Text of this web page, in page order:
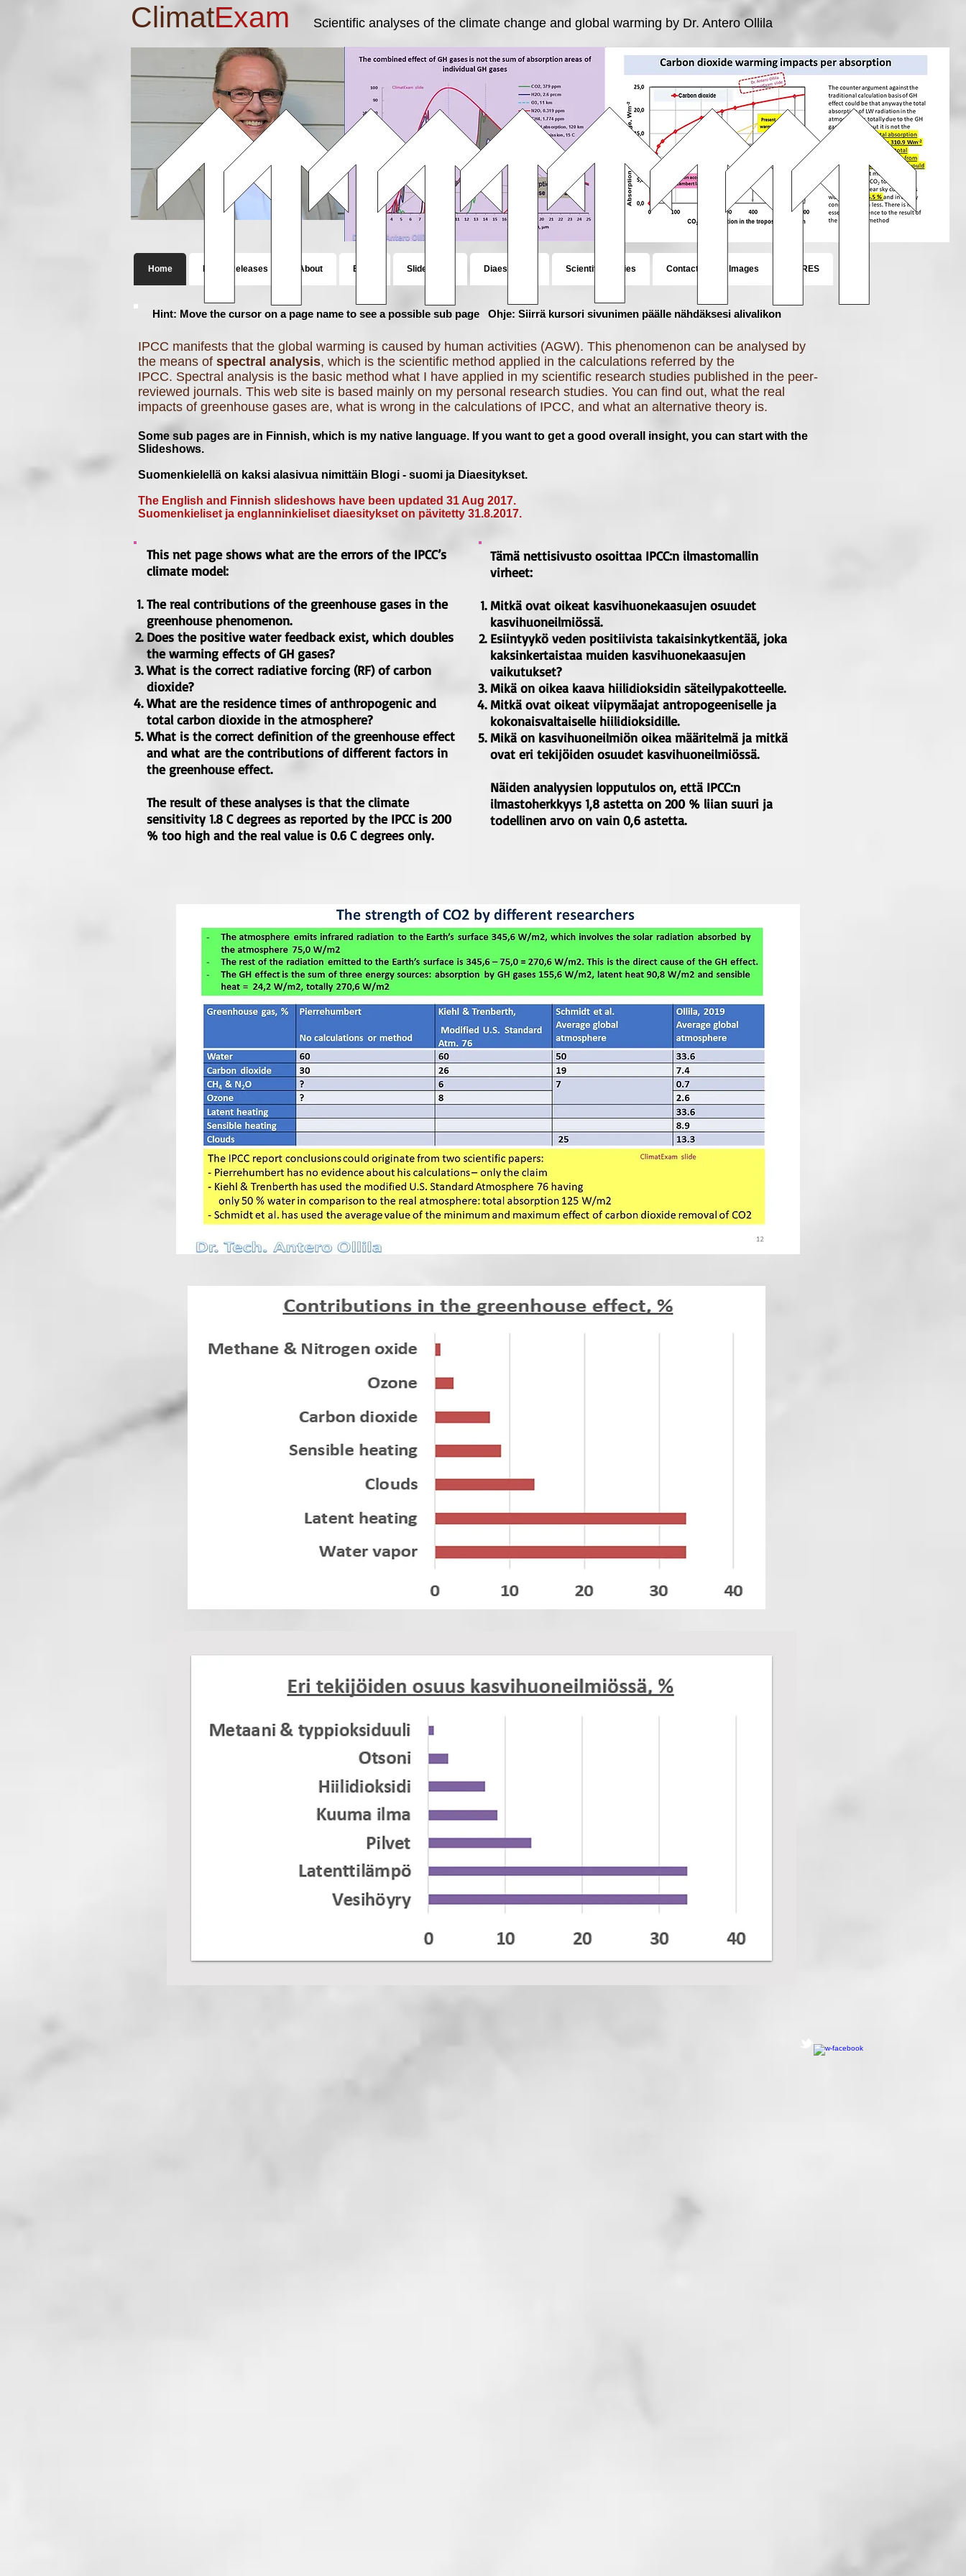
ClimatExam Scientific analyses of the climate change and global warming by Dr. Antero Ollila
Home Press Releases About Blogs Slideshows Diaesitykset Scientific studies Contact Images CERES
Hint: Move the cursor on a page name to see a possible sub page Ohje: Siirrä kursori sivunimen päälle nähdäksesi alivalikon
IPCC manifests that the global warming is caused by human activities (AGW). This phenomenon can be analysed by
the means of spectral analysis, which is the scientific method applied in the calculations referred by the
IPCC. Spectral analysis is the basic method what I have applied in my scientific research studies published in the peer-
reviewed journals. This web site is based mainly on my personal research studies. You can find out, what the real
impacts of greenhouse gases are, what is wrong in the calculations of IPCC, and what an alternative theory is.
Some sub pages are in Finnish, which is my native language. If you want to get a good overall insight, you can start with the
Slideshows.
Suomenkielellä on kaksi alasivua nimittäin Blogi - suomi ja Diaesitykset.
The English and Finnish slideshows have been updated 31 Aug 2017.
Suomenkieliset ja englanninkieliset diaesitykset on pävitetty 31.8.2017.
This net page shows what are the errors of the IPCC’s
climate model:
The real contributions of the greenhouse gases in the
greenhouse phenomenon.
Does the positive water feedback exist, which doubles
the warming effects of GH gases?
What is the correct radiative forcing (RF) of carbon
dioxide?
What are the residence times of anthropogenic and
total carbon dioxide in the atmosphere?
What is the correct definition of the greenhouse effect
and what are the contributions of different factors in
the greenhouse effect.
The result of these analyses is that the climate
sensitivity 1.8 C degrees as reported by the IPCC is 200
% too high and the real value is 0.6 C degrees only.
Tämä nettisivusto osoittaa IPCC:n ilmastomallin
virheet:
Mitkä ovat oikeat kasvihuonekaasujen osuudet
kasvihuoneilmiössä.
Esiintyykö veden positiivista takaisinkytkentää, joka
kaksinkertaistaa muiden kasvihuonekaasujen
vaikutukset?
Mikä on oikea kaava hiilidioksidin säteilypakotteelle.
Mitkä ovat oikeat viipymäajat antropogeeniselle ja
kokonaisvaltaiselle hiilidioksidille.
Mikä on kasvihuoneilmiön oikea määritelmä ja mitkä
ovat eri tekijöiden osuudet kasvihuoneilmiössä.
Näiden analyysien lopputulos on, että IPCC:n
ilmastoherkkyys 1,8 astetta on 200 % liian suuri ja
todellinen arvo on vain 0,6 astetta.